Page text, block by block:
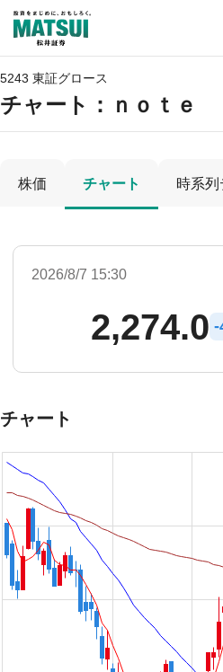
5243 東証グロース
チャート： ｎｏｔｅ
株価 チャート 時系列
2026/8/7 15:30
2,274.0 -
チャート